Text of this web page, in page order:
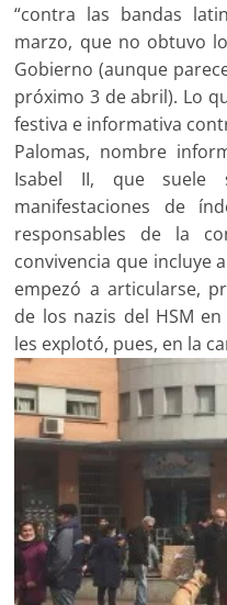
“contra las bandas
marzo, que no obtuvo
Gobierno (aunque
próximo 3 de abril). Lo
festiva e informativa
Palomas, nombre
Isabel II, que suele
manifestaciones de
responsables de la
convivencia que incluye
empezó a articularse,
de los nazis del HSM
les explotó, pues, en la